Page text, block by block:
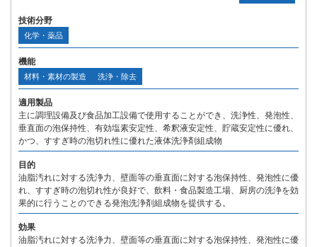
技術分野
化学・薬品
機能
材料・素材の製造 洗浄・除去
適用製品
主に調理設備及び食品加工設備で使用することができ、洗浄性、発泡性、
垂直面の泡保持性、有効塩素安定性、希釈液安定性、貯蔵安定性に優れ、
かつ、すすぎ時の泡切れ性に優れた液体洗浄剤組成物
目的
油脂汚れに対する洗浄力、壁面等の垂直面に対する泡保持性、発泡性に優
れ、すすぎ時の泡切れ性が良好で、飲料・食品製造工場、厨房の洗浄を効
果的に行うことのできる発泡洗浄剤組成物を提供する。
効果
油脂汚れに対する洗浄力、壁面等の垂直面に対する泡保持性、発泡性に優